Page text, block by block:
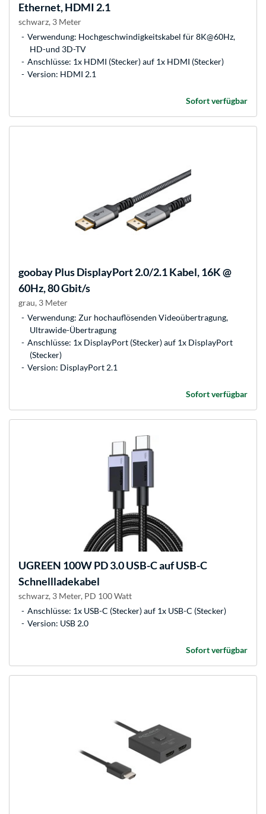
Ethernet, HDMI 2.1
schwarz, 3 Meter
Verwendung: Hochgeschwindigkeitskabel für 8K@60Hz,
HD-und 3D-TV
Anschlüsse: 1x HDMI (Stecker) auf 1x HDMI (Stecker)
Version: HDMI 2.1
Sofort verfügbar
goobayPlus DisplayPort 2.0/2.1 Kabel, 16K @
60Hz, 80 Gbit/s
grau, 3 Meter
Verwendung: Zur hochauflösenden Videoübertragung,
Ultrawide-Übertragung
Anschlüsse: 1x DisplayPort (Stecker) auf 1x DisplayPort
(Stecker)
Version: DisplayPort 2.1
Sofort verfügbar
UGREEN 100W PD 3.0 USB-C auf USB-C
Schnellladekabel
schwarz, 3 Meter, PD 100 Watt
Anschlüsse: 1x USB-C (Stecker) auf 1x USB-C (Stecker)
Version: USB 2.0
Sofort verfügbar